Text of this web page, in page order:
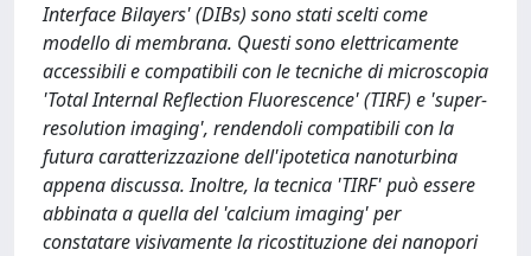
Interface Bilayers' (DIBs) sono stati scelti come
modello di membrana. Questi sono elettricamente
accessibili e compatibili con le tecniche di microscopia
'Total Internal Reflection Fluorescence' (TIRF) e 'super-
resolution imaging', rendendoli compatibili con la
futura caratterizzazione dell'ipotetica nanoturbina
appena discussa. Inoltre, la tecnica 'TIRF' può essere
abbinata a quella del 'calcium imaging' per
constatare visivamente la ricostituzione dei nanopori